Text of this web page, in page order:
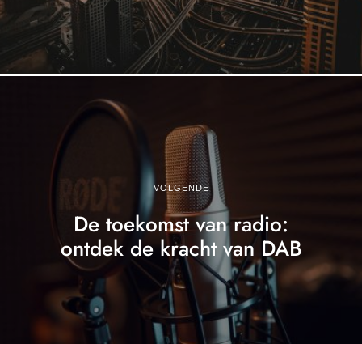
VOLGENDE
De toekomst van radio:
ontdek de kracht van DAB